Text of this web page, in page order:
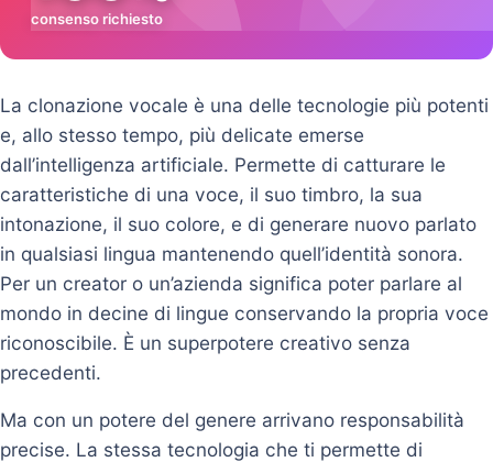
consenso richiesto
La clonazione vocale è una delle tecnologie più potenti
e, allo stesso tempo, più delicate emerse
dall’intelligenza artificiale. Permette di catturare le
caratteristiche di una voce, il suo timbro, la sua
intonazione, il suo colore, e di generare nuovo parlato
in qualsiasi lingua mantenendo quell’identità sonora.
Per un creator o un’azienda significa poter parlare al
mondo in decine di lingue conservando la propria voce
riconoscibile. È un superpotere creativo senza
precedenti.
Ma con un potere del genere arrivano responsabilità
precise. La stessa tecnologia che ti permette di